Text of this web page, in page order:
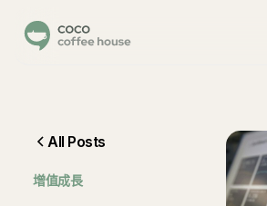
All Posts
增值成長